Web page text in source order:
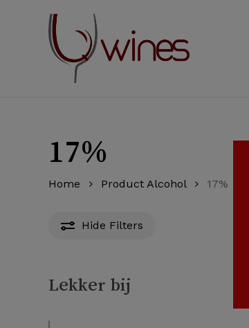
17%
Home Product Alcohol 17%
Hide Filters
Lekker bij